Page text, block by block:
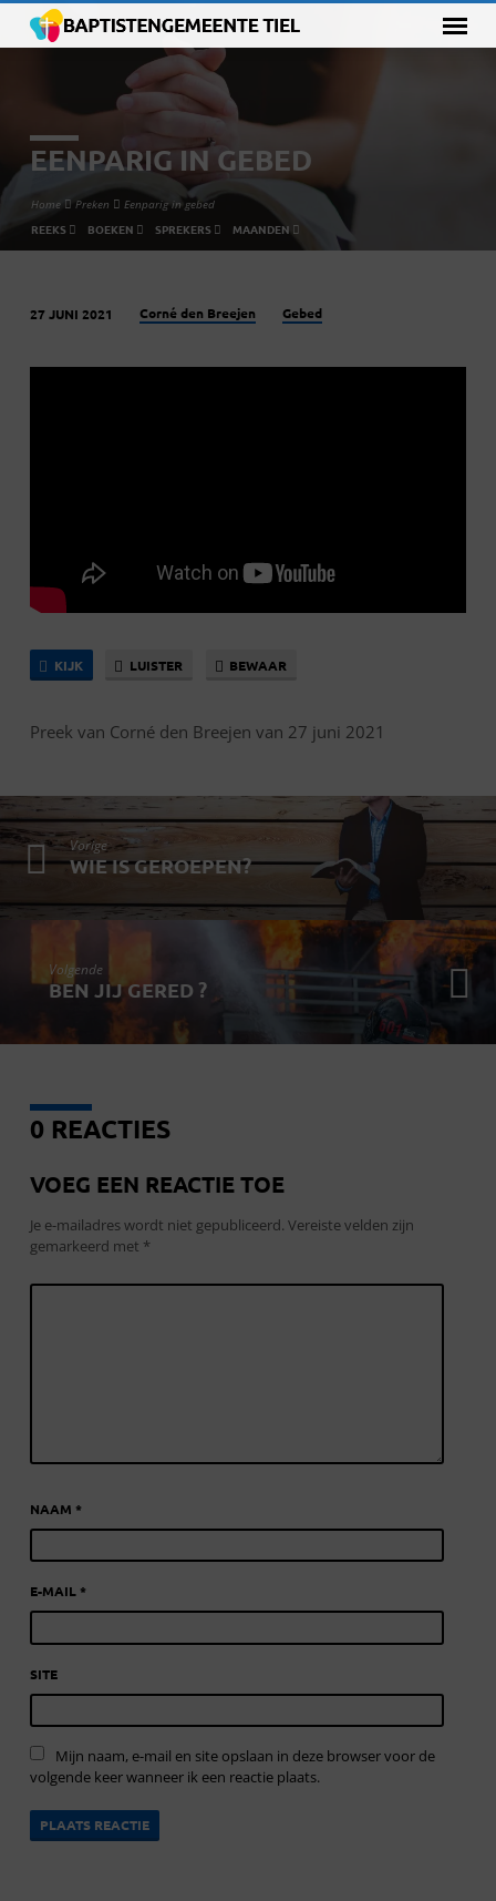
EENPARIG IN GEBED
Home Preken Eenparig in gebed
REEKS BOEKEN SPREKERS MAANDEN
IN
27 JUNI 2021 Corné den Breejen Gebed
KIJK LUISTER BEWAAR
Preek van Corné den Breejen van 27 juni 2021
Vorige
WIE IS GEROEPEN?
Volgende
BEN JIJ GERED ?
0 REACTIES
VOEG EEN REACTIE TOE
Je e-mailadres wordt niet gepubliceerd. Vereiste velden zijn
gemarkeerd met *
NAAM *
E-MAIL *
SITE
Mijn naam, e-mail en site opslaan in deze browser voor de
volgende keer wanneer ik een reactie plaats.